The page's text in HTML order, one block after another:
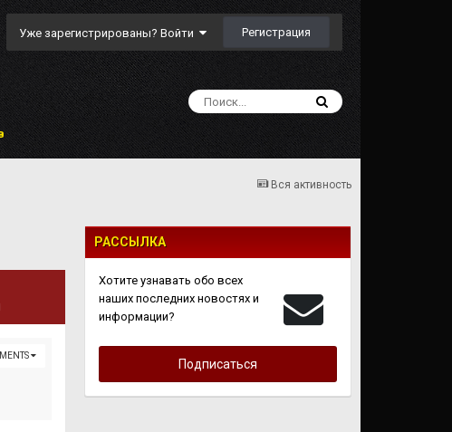
Уже зарегистрированы? Войти Регистрация
Вся активность
РАССЫЛКА
Хотите узнавать обо всех
наших последних новостях и
информации?
Подписаться